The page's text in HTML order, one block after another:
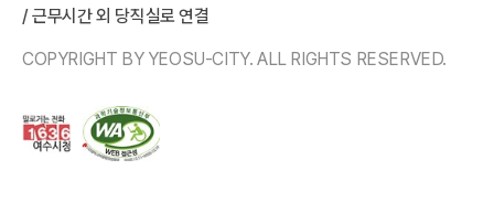
/ 근무시간 외 당직실로 연결
COPYRIGHT BY YEOSU-CITY. ALL RIGHTS RESERVED.